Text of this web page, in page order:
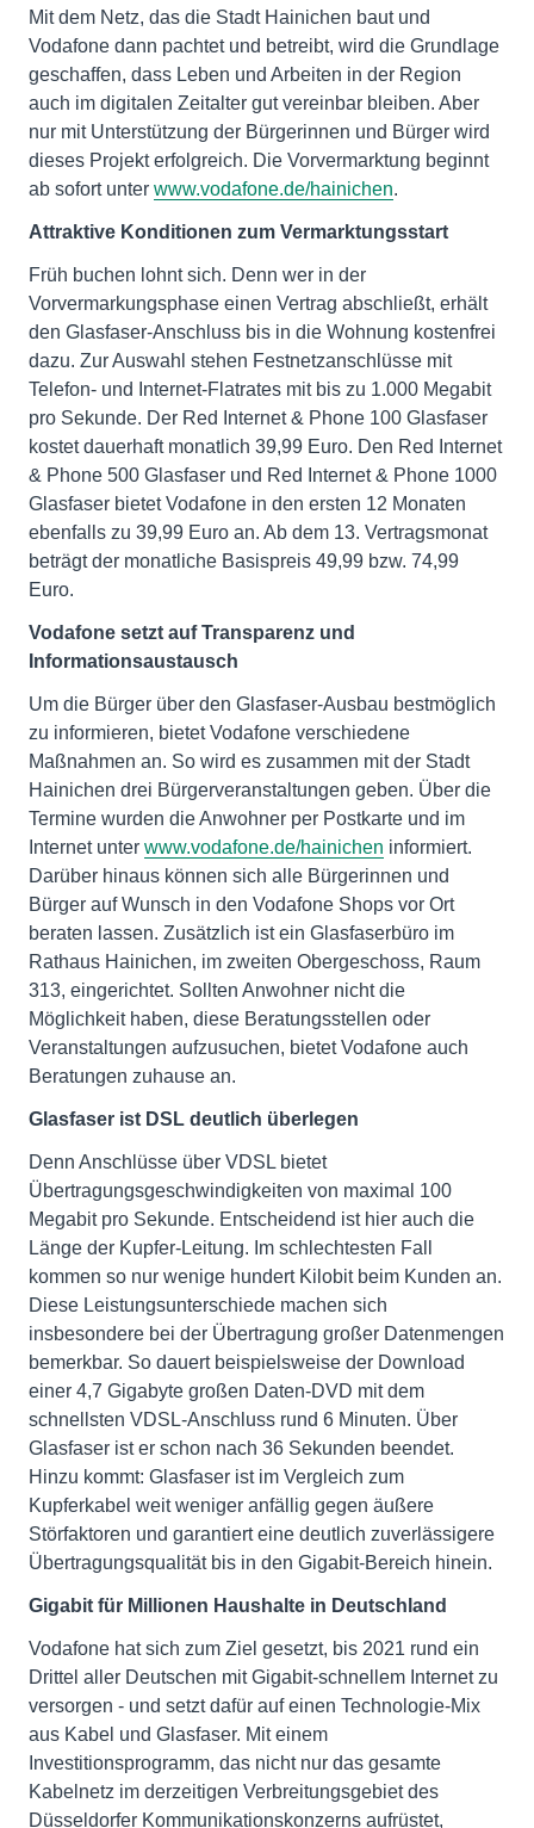
Mit dem Netz, das die Stadt Hainichen baut und
Vodafone dann pachtet und betreibt, wird die Grundlage
geschaffen, dass Leben und Arbeiten in der Region
auch im digitalen Zeitalter gut vereinbar bleiben. Aber
nur mit Unterstützung der Bürgerinnen und Bürger wird
dieses Projekt erfolgreich. Die Vorvermarktung beginnt
ab sofort unter www.vodafone.de/hainichen.
Attraktive Konditionen zum Vermarktungsstart
Früh buchen lohnt sich. Denn wer in der
Vorvermarkungsphase einen Vertrag abschließt, erhält
den Glasfaser-Anschluss bis in die Wohnung kostenfrei
dazu. Zur Auswahl stehen Festnetzanschlüsse mit
Telefon- und Internet-Flatrates mit bis zu 1.000 Megabit
pro Sekunde. Der Red Internet & Phone 100 Glasfaser
kostet dauerhaft monatlich 39,99 Euro. Den Red Internet
& Phone 500 Glasfaser und Red Internet & Phone 1000
Glasfaser bietet Vodafone in den ersten 12 Monaten
ebenfalls zu 39,99 Euro an. Ab dem 13. Vertragsmonat
beträgt der monatliche Basispreis 49,99 bzw. 74,99
Euro.
Vodafone setzt auf Transparenz und
Informationsaustausch
Um die Bürger über den Glasfaser-Ausbau bestmöglich
zu informieren, bietet Vodafone verschiedene
Maßnahmen an. So wird es zusammen mit der Stadt
Hainichen drei Bürgerveranstaltungen geben. Über die
Termine wurden die Anwohner per Postkarte und im
Internet unter www.vodafone.de/hainichen informiert.
Darüber hinaus können sich alle Bürgerinnen und
Bürger auf Wunsch in den Vodafone Shops vor Ort
beraten lassen. Zusätzlich ist ein Glasfaserbüro im
Rathaus Hainichen, im zweiten Obergeschoss, Raum
313, eingerichtet. Sollten Anwohner nicht die
Möglichkeit haben, diese Beratungsstellen oder
Veranstaltungen aufzusuchen, bietet Vodafone auch
Beratungen zuhause an.
Glasfaser ist DSL deutlich überlegen
Denn Anschlüsse über VDSL bietet
Übertragungsgeschwindigkeiten von maximal 100
Megabit pro Sekunde. Entscheidend ist hier auch die
Länge der Kupfer-Leitung. Im schlechtesten Fall
kommen so nur wenige hundert Kilobit beim Kunden an.
Diese Leistungsunterschiede machen sich
insbesondere bei der Übertragung großer Datenmengen
bemerkbar. So dauert beispielsweise der Download
einer 4,7 Gigabyte großen Daten-DVD mit dem
schnellsten VDSL-Anschluss rund 6 Minuten. Über
Glasfaser ist er schon nach 36 Sekunden beendet.
Hinzu kommt: Glasfaser ist im Vergleich zum
Kupferkabel weit weniger anfällig gegen äußere
Störfaktoren und garantiert eine deutlich zuverlässigere
Übertragungsqualität bis in den Gigabit-Bereich hinein.
Gigabit für Millionen Haushalte in Deutschland
Vodafone hat sich zum Ziel gesetzt, bis 2021 rund ein
Drittel aller Deutschen mit Gigabit-schnellem Internet zu
versorgen - und setzt dafür auf einen Technologie-Mix
aus Kabel und Glasfaser. Mit einem
Investitionsprogramm, das nicht nur das gesamte
Kabelnetz im derzeitigen Verbreitungsgebiet des
Düsseldorfer Kommunikationskonzerns aufrüstet,